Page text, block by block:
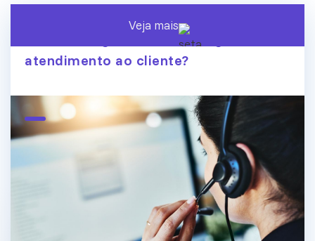
A era dos agentes de IA chegou ao
atendimento ao cliente?
Veja mais